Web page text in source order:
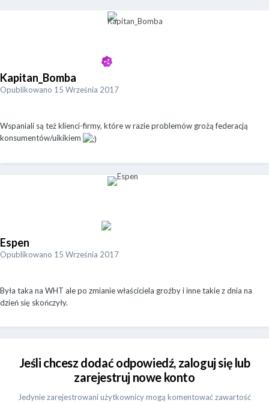
Kapitan_Bomba
Opublikowano 15 Września 2017
Wspaniali są też klienci-firmy, które w razie problemów grożą federacją
konsumentów/uikikiem
Espen
Opublikowano 15 Września 2017
Była taka na WHT ale po zmianie właściciela groźby i inne takie z dnia na
dzień się skończyły.
Jeśli chcesz dodać odpowiedź, zaloguj się lub
zarejestruj nowe konto
Jedynie zarejestrowani użytkownicy mogą komentować zawartość